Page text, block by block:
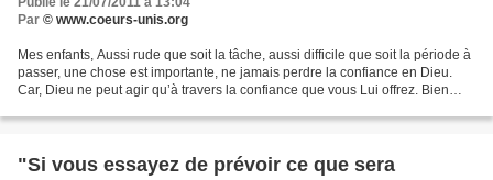
Par © www.coeurs-unis.org
Mes enfants, Aussi rude que soit la tâche, aussi difficile que soit la période à
passer, une chose est importante, ne jamais perdre la confiance en Dieu.
Car, Dieu ne peut agir qu’à travers la confiance que vous Lui offrez. Bien
"Si vous essayez de prévoir ce que sera